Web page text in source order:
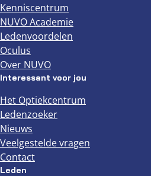
Kenniscentrum
NUVO Academie
Ledenvoordelen
Oculus
Over NUVO
Interessant voor jou
Het Optiekcentrum
Ledenzoeker
Nieuws
Veelgestelde vragen
Contact
Leden